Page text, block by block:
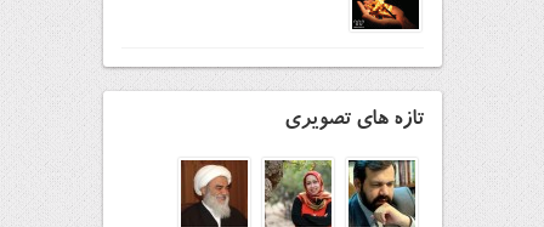
تازه های تصویری